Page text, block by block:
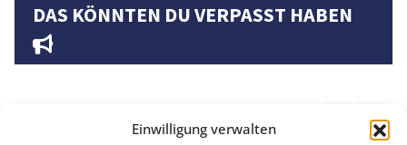
Einwilligung verwalten
DAS KÖNNTEN DU VERPASST HABEN
ALLGEMEIN LIFESTYLE UND INSPIRATION